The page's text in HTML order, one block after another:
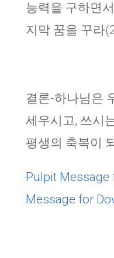
능력을 구하면
지막 꿈을 꾸라
결론-하나님은
세우시고, 쓰시
평생의 축복이
Pulpit Message
Message for